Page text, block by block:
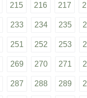
215 216 217
233 234 235
251 252 253
269 270 271
287 288 289